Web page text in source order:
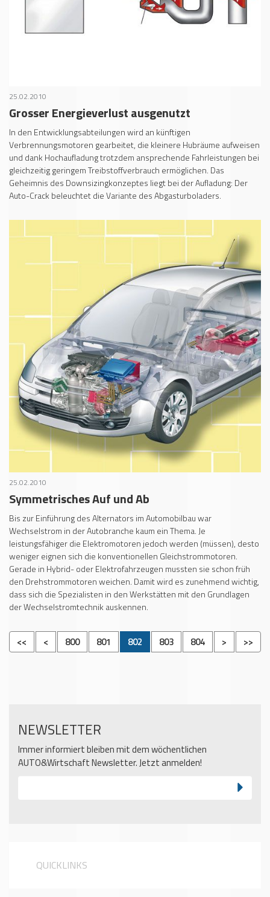
25.02.2010
Grosser Energieverlust ausgenutzt
In den Entwicklungsabteilungen wird an künftigen
Verbrennungsmotoren gearbeitet, die kleinere Hubräume aufweisen
und dank Hochaufladung trotzdem ansprechende Fahrleistungen bei
gleichzeitig geringem Treibstoffverbrauch ermöglichen. Das
Geheimnis des Downsizingkonzeptes liegt bei der Aufladung: Der
Auto-Crack beleuchtet die Variante des Abgasturboladers.
25.02.2010
Symmetrisches Auf und Ab
Bis zur Einführung des Alternators im Automobilbau war
Wechselstrom in der Autobranche kaum ein Thema. Je
leistungsfähiger die Elektromotoren jedoch werden (müssen), desto
weniger eignen sich die konventionellen Gleichstrommotoren.
Gerade in Hybrid- oder Elektrofahrzeugen mussten sie schon früh
den Drehstrommotoren weichen. Damit wird es zunehmend wichtig,
dass sich die Spezialisten in den Werkstätten mit den Grundlagen
der Wechselstromtechnik auskennen.
<< < 800 801 802 803 804 > >>
NEWSLETTER
Immer informiert bleiben mit dem wöchentlichen
AUTO&Wirtschaft Newsletter. Jetzt anmelden!
QUICKLINKS